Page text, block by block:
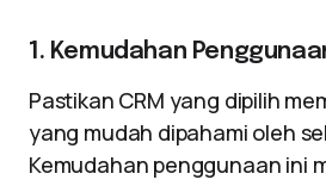
1. Kemudahan
Pastikan CRM yang dipilih
yang mudah dipahami oleh
Kemudahan penggunaan ini